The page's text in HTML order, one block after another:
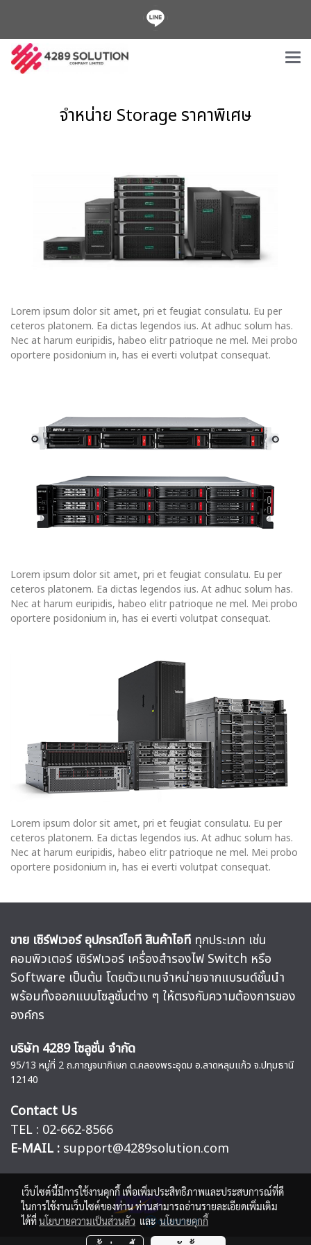
จำหน่าย Storage ราคาพิเศษ
Lorem ipsum dolor sit amet, pri et feugiat consulatu. Eu per
ceteros platonem. Ea dictas legendos ius. At adhuc solum has.
Nec at harum euripidis, habeo elitr patrioque ne mel. Mei probo
oportere posidonium in, has ei everti volutpat consequat.
Lorem ipsum dolor sit amet, pri et feugiat consulatu. Eu per
ceteros platonem. Ea dictas legendos ius. At adhuc solum has.
Nec at harum euripidis, habeo elitr patrioque ne mel. Mei probo
oportere posidonium in, has ei everti volutpat consequat.
Lorem ipsum dolor sit amet, pri et feugiat consulatu. Eu per
ceteros platonem. Ea dictas legendos ius. At adhuc solum has.
Nec at harum euripidis, habeo elitr patrioque ne mel. Mei probo
oportere posidonium in, has ei everti volutpat consequat.
ขาย เซิร์ฟเวอร์ อุปกรณ์ไอที สินค้าไอที ทุกประเภท เช่น
คอมพิวเตอร์ เซิร์ฟเวอร์ เครื่องสำรองไฟ Switch หรือ
Software เป็นต้น โดยตัวแทนจำหน่ายจากแบรนด์ชั้นนำ
พร้อมทั้งออกแบบโซลูชั่นต่าง ๆ ให้ตรงกับความต้องการของ
องค์กร
บริษัท 4289 โซลูชั่น จำกัด
95/13 หมู่ที่ 2 ถ.กาญจนาภิเษก ต.คลองพระอุดม อ.ลาดหลุมแก้ว จ.ปทุมธานี
12140
Contact Us
TEL : 02-662-8566
E-MAIL : support@4289solution.com
เว็บไซต์นี้มีการใช้งานคุกกี้ เพื่อเพิ่มประสิทธิภาพและประสบการณ์ที่ดี
ในการใช้งานเว็บไซต์ของท่าน ท่านสามารถอ่านรายละเอียดเพิ่มเติม
ได้ที่นโยบายความเป็นส่วนตัว และนโยบายคุกกี้